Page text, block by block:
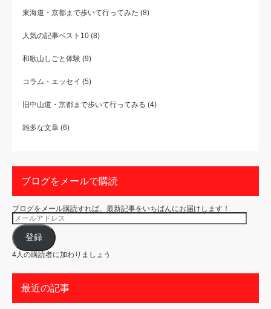
東海道・京都まで歩いて行ってみた (8)
人気の記事ベスト10 (8)
和歌山しごと体験 (9)
コラム・エッセイ (5)
旧中山道・京都まで歩いて行ってみる (4)
雑多な文章 (6)
ブログをメールで購読
ブログをメール購読すれば、最新記事をいちばんにお届けします！
メ
ー
ル
ア
ド
レ
ス
登録
4人の購読者に加わりましょう
最近の記事